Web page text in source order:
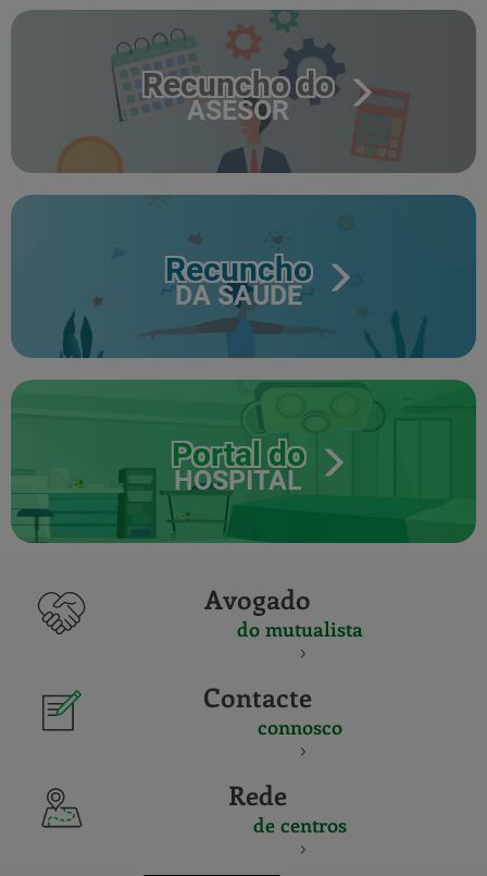
Recuncho do
ASESOR
Recuncho
DA SAÚDE
Portal do
HOSPITAL
Avogado
do mutualista
Contacte
connosco
Rede
de centros